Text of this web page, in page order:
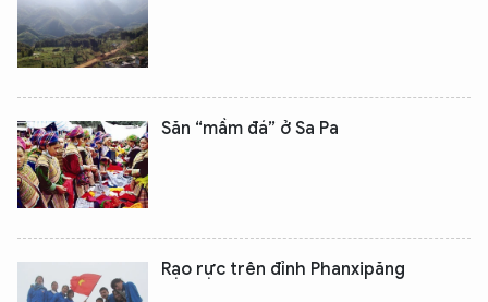
Săn “mầm đá” ở Sa Pa
Rạo rực trên đỉnh Phanxipăng